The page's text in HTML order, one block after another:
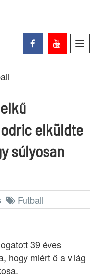
elküldte
súlyosan
Futball
39 éves
hogy miért ő a világ